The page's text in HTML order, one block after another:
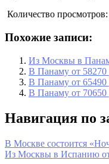
Количество просмотров:
Похожие записи:
Из Москвы в
В Панаму от 58270
В Панаму от 65490
В Панаму от 70650
Навигация по
В Москве состоится
Из Москвы в Испанию от